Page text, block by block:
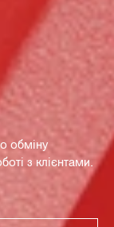
обміну
з клієнтами.